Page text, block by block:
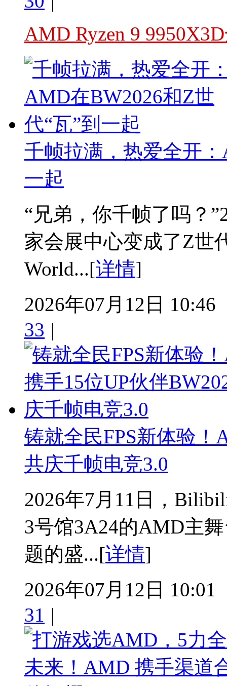
AMD Ryzen 9
千帧拉满，热爱全开
一起
“兄弟，你千帧了吗？
家会展中心变成了Z世
World...[详情]
2026年07月12日 10:46
33 |
铸就全民FPS新体验！
共庆千帧电竞3.0
2026年7月11日，
3号馆3A24的AMD主
题的盛...[详情]
2026年07月12日 10:01
31 |